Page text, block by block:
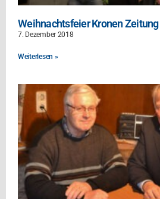
Weihnachtsfeier Kronen Zeitung
7. Dezember 2018
Weiterlesen »